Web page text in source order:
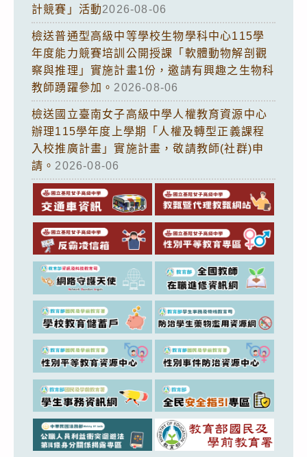
計競賽」活動2026-08-06
檢送普通型高級中等學校生物學科中心115學
年度能力競賽培訓公開授課「軟體動物解剖觀
察與推理」實施計畫1份，邀請有興趣之生物科
教師踴躍參加。 2026-08-06
檢送國立臺南女子高級中學人權教育資源中心
辦理115學年度上學期「人權及轉型正義課程
入校推廣計畫」實施計畫，敬請教師(社群)申
請。 2026-08-06